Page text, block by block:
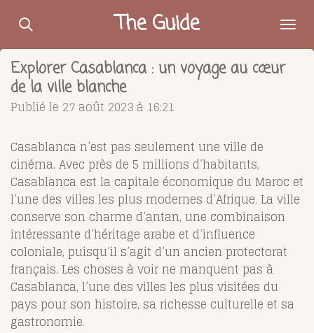
Passer
contenu
principal
The Guide
Explorer Casablanca : un voyage au cœur
de la ville blanche
Publié le 27 août 2023 à 16:21
Casablanca n’est pas seulement une ville de
cinéma. Avec près de 5 millions d’habitants,
Casablanca est la capitale économique du Maroc et
l’une des villes les plus modernes d’Afrique. La ville
conserve son charme d’antan, une combinaison
intéressante d’héritage arabe et d’influence
coloniale, puisqu’il s’agit d’un ancien protectorat
français. Les choses à voir ne manquent pas à
Casablanca, l’une des villes les plus visitées du
pays pour son histoire, sa richesse culturelle et sa
gastronomie.